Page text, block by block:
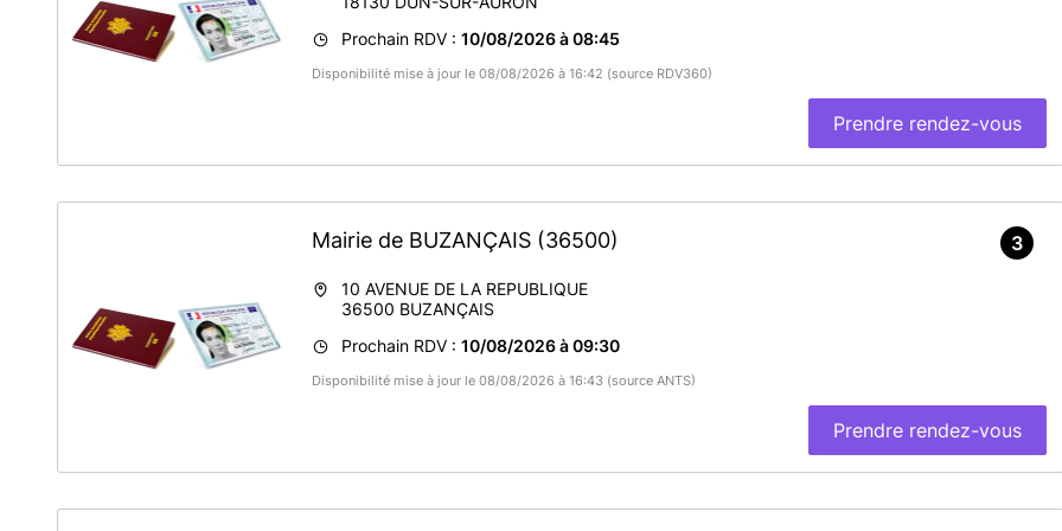
(Arpheuilles, Bessais-Le-Fromental, Bouzais, Bruère-Allichamps, La Celle, Charenton du Cher, Colombiers, Coust, Drevant,
Farges-Allichamps, La Groutte, Marçais, Meillant, Nozières, Orcenais, Orval, Saint-Pierre-Les-Etieux, Vernais) + Ainay-le-
Vieil, Arcomps, La Celette, La Perche et Saint-Georges-de-Poisieux
En savoir plus
Prochain RDV : 10/08/2026 à 08:45
Disponibilité mise à jour le 08/08/2026 à 16:42 (source RDV360)
Prendre rendez-vous
Mairie de BUZANÇAIS (36500)
10 AVENUE DE LA REPUBLIQUE
36500 BUZANÇAIS
Prochain RDV : 10/08/2026 à 09:30
Disponibilité mise à jour le 08/08/2026 à 16:43 (source ANTS)
Prendre rendez-vous
3